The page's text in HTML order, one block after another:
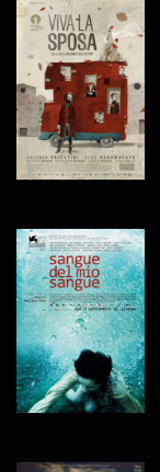
GUARDA IL TRAILER
VAI ALLA SCHEDA
GUARDA IL TRAILER
VAI ALLA SCHEDA